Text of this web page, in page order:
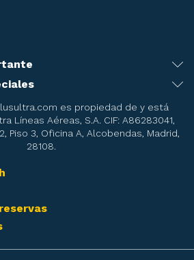
de viajar
de asientos
de oxigeno durante el vuelo
es propiedad de y está
Líneas Aéreas, S.A. CIF: A86283041,
Piso 3, Oficina A, Alcobendas, Madrid,
28108.